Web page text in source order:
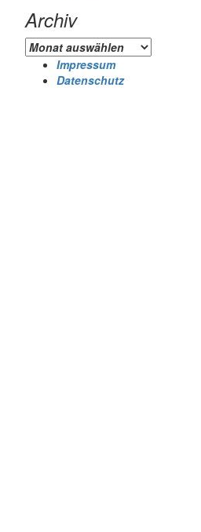
Archiv
Archiv
Impressum
Datenschutz